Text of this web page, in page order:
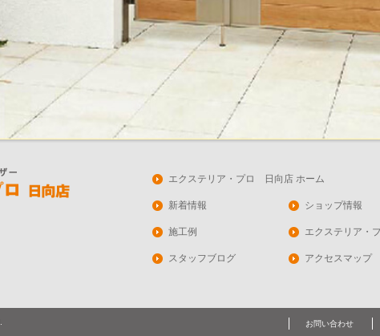
エクステリア・プロ 日向店 ホーム
新着情報
施工例
スタッフブログ
ショップ情報
エクステリア・
アクセスマップ
お問い合わせ